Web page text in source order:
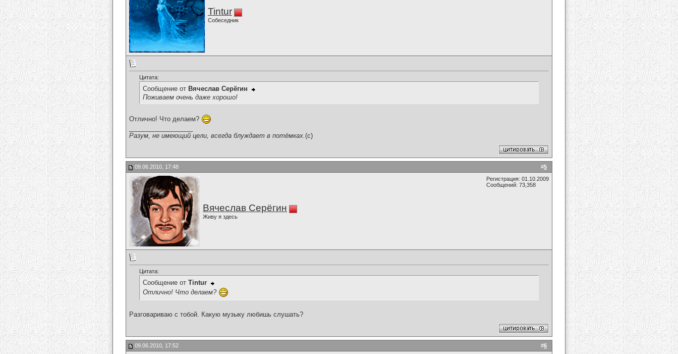
Tintur
Собеседник
Цитата:
Сообщение от Вячеслав Серёгин
Поживаем очень даже хорошо!
Отлично! Что делаем?
Разум, не имеющий цели, всегда блуждает в потёмках.(c)
#5
09.06.2010, 17:48
Вячеслав Серёгин
Живу я здесь
Регистрация: 01.10.2009
Сообщений: 73,358
Цитата:
Сообщение от Tintur
Отлично! Что делаем?
Разговариваю с тобой. Какую музыку любишь слушать?
#6
09.06.2010, 17:52